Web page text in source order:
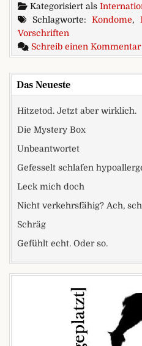
Kategorisiert als
Schlagworte: Kondome,
Vorschriften
Schreib einen Kommentar
Das Neueste
Hitzetod. Jetzt aber wirklich.
Die Mystery Box
Unbeantwortet
Gefesselt schlafen
Leck mich doch
Nicht verkehrsfähig? Ach,
Schräg
Gefühlt echt. Oder so.